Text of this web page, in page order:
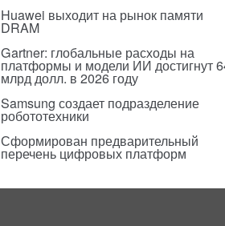
Huawei выходит на рынок памяти
DRAM
Gartner: глобальные расходы на
платформы и модели ИИ достигнут
млрд долл. в 2026 году
Samsung создает подразделение
робототехники
Сформирован предварительный
перечень цифровых платформ